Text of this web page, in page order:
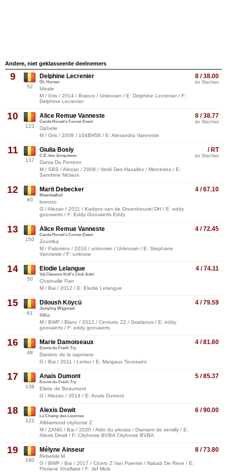
Andere, niet geklasseerde deelnemers
9
52
8 / 38.00
im Stechen
Delphine Lecrenier
DL Horses
Ideale
M / Gris / 2014 / Branco / Unknown / E: Delphine Lecrenier / F:
Delphine Lecrenier
10
123
8 / 38.77
im Stechen
Alice Remue Vanneste
Cercle Horse\'s Corner Event
Ophelie
M / Gris / 2008 / 104BH56 / E: Alexandra Vanneste
11
137
/ RT
im Stechen
Giulia Bosly
C.E. des Jonquieres
Dania Du Perreon
M / SBS / Alezan / 2009 / Verdi Des Hazalles / Mercedes / E:
Sandrine Niclaus
12
80
4 / 67.10
Marit Debecker
Meerdaalhof
lorenzo
G / Alezan / 2011 / Kadans van de Groenheuvel DH / E: eddy
goovaerts / F: Eddy Goovaerts Eddy
13
150
4 / 72.45
Alice Remue Vanneste
Cercle Horse\'s Corner Event
Zoumba
M / Palomino / 2010 / unknown / Unknown / E: Stephane
Vanneste / F: unknow
14
50
4 / 74.11
Elodie Lelangue
Val Clemont Kid\'s Club Asbl
Chatouille Pan
M / Bai / 2012 / E: Elodie Lelangue
15
81
4 / 79.59
Diloush Köycü
Jumping Wijgmaal
Mika
M / BWP / Blanc / 2012 / Centurio 22 / Gratianus / E: eddy
goovaerts / F: eddy goovaerts
16
48
4 / 81.60
Marie Damoiseaux
Ecurie du Frech Try
Daniero de la sapiniere
G / Bai / 2011 / Lemur / E: Margaux Toussaint
17
138
5 / 85.37
Anais Dumont
Ecurie du Frech Try
Eliote de Beaumont
G / Alezan / 2014 / E: Anais Dumont
18
122
6 / 90.00
Alexis Dewit
Le Champ des Licornes
Alldiamond cityhorse Z
M / ZANG / Bai / 2020 / Aldo du plessis / Diamant de semilly / E:
Alexis Dewit / F: Cityhorse BVBA Cityhorse BVBA
19
190
8 / 73.80
Mélyne Ainseur
Rebelski M
G / BWP / Bai / 2017 / Cicero Z Van Paemel / Nabab De Reve / E:
Floriane Xhaflaire / F: Jef Mols